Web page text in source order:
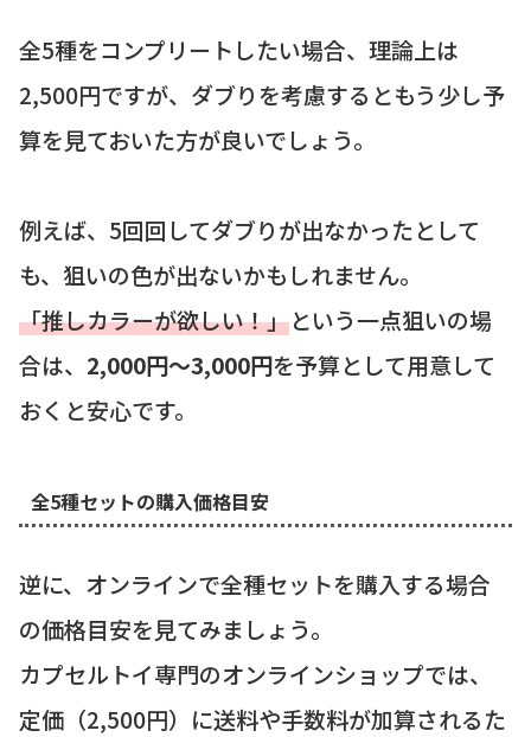
全5種をコンプリートしたい場合、理論上は
2,500円ですが、ダブりを考慮するともう少し予
算を見ておいた方が良いでしょう。
例えば、5回回してダブりが出なかったとして
も、狙いの色が出ないかもしれません。
「推しカラーが欲しい！」という一点狙いの場
合は、 2,000円～3,000円を予算として用意して
おくと安心です。
全5種セットの購入価格目安
逆に、オンラインで全種セットを購入する場合
の価格目安を見てみましょう。
カプセルトイ専門のオンラインショップでは、
定価（2,500円）に送料や手数料が加算されるた